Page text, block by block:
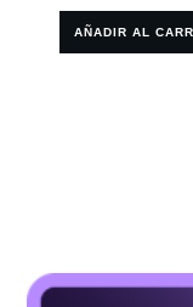
AÑADIR AL